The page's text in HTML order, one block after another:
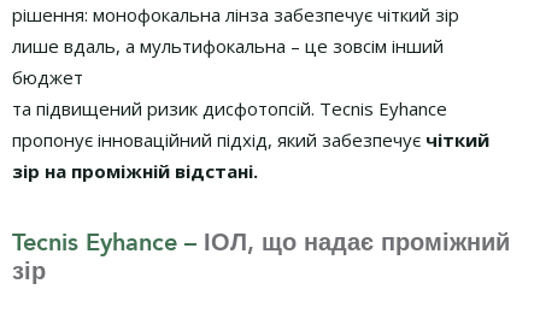
рішення: монофокальна лінза забезпечує чіткий зір
лише вдаль, а мультифокальна – це зовсім інший
бюджет
та підвищений ризик дисфотопсій. Tecnis Eyhance
пропонує інноваційний підхід, який забезпечує чіткий
зір на проміжній відстані.
Tecnis Eyhance –
ІОЛ, що надає проміжний
зір